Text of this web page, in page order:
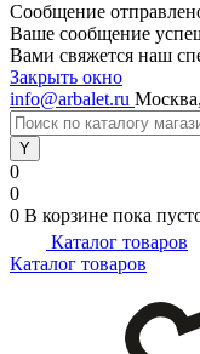
Сообщение
Ваше сообщение
Вами свяжется наш
Закрыть окно
info@arbalet.ru
0
0
0 В корзине пока
Каталог товаров
Каталог товаров